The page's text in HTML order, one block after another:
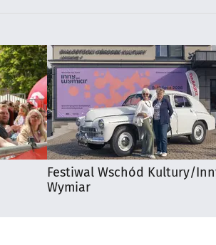
Festiwal Wschód Kultury/
Wymiar